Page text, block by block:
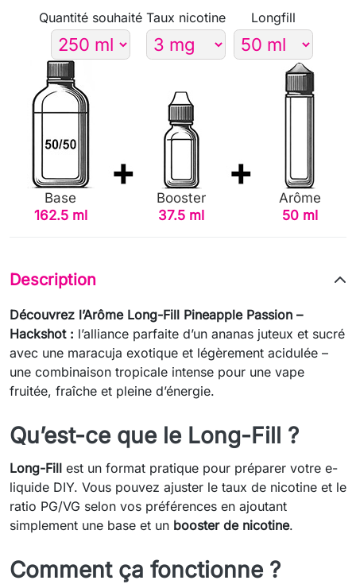
Quantité souhaité Taux nicotine Longfill
Base
162.5 ml
Booster
37.5 ml
Arôme
50 ml
Description
Découvrez l’Arôme Long-Fill Pineapple Passion –
Hackshot : l’alliance parfaite d’un ananas juteux et sucré
avec une maracuja exotique et légèrement acidulée –
une combinaison tropicale intense pour une vape
fruitée, fraîche et pleine d’énergie.
Qu’est-ce que le Long-Fill ?
Long-Fill est un format pratique pour préparer votre e-
liquide DIY. Vous pouvez ajuster le taux de nicotine et le
ratio PG/VG selon vos préférences en ajoutant
simplement une base et un booster de nicotine.
Comment ça fonctionne ?